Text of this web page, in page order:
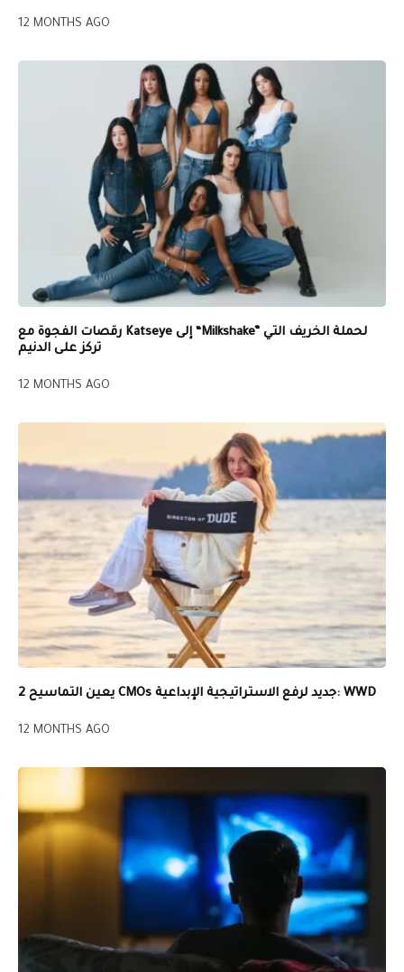
12 MONTHS AGO
رقصات الفجوة مع Katseye إلى “Milkshake” لحملة الخريف التي
تركز على الدنيم
12 MONTHS AGO
يعين التماسيح 2 CMOs جديد لرفع الاستراتيجية الإبداعية: WWD
12 MONTHS AGO